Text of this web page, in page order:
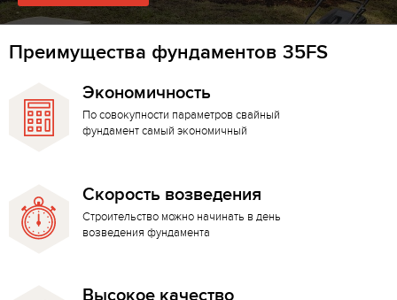
Преимущества фундаментов 35FS
Экономичность
По совокупности параметров свайный
фундамент самый экономичный
Скорость возведения
Строительство можно начинать в день
возведения фундамента